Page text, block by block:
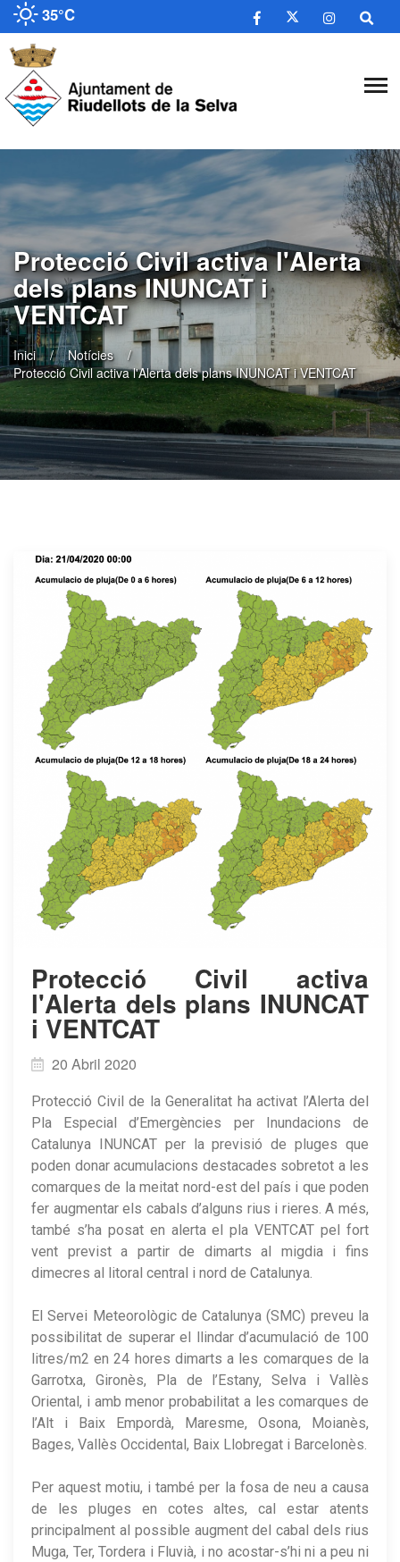
35°C
Protecció Civil activa l'Alerta
dels plans INUNCAT i
VENTCAT
Inici
Notícies
Protecció Civil activa l'Alerta dels plans INUNCAT i VENTCAT
Protecció Civil activa
l'Alerta dels plans INUNCAT
i VENTCAT
20 Abril 2020
Protecció Civil de la Generalitat ha activat l’Alerta del
Pla Especial d’Emergències per Inundacions de
Catalunya INUNCAT per la previsió de pluges que
poden donar acumulacions destacades sobretot a les
comarques de la meitat nord-est del país i que poden
fer augmentar els cabals d’alguns rius i rieres. A més,
també s’ha posat en alerta el pla VENTCAT pel fort
vent previst a partir de dimarts al migdia i fins
dimecres al litoral central i nord de Catalunya.
El Servei Meteorològic de Catalunya (SMC) preveu la
possibilitat de superar el llindar d’acumulació de 100
litres/m2 en 24 hores dimarts a les comarques de la
Garrotxa, Gironès, Pla de l’Estany, Selva i Vallès
Oriental, i amb menor probabilitat a les comarques de
l’Alt i Baix Empordà, Maresme, Osona, Moianès,
Bages, Vallès Occidental, Baix Llobregat i Barcelonès.
Per aquest motiu, i també per la fosa de neu a causa
de les pluges en cotes altes, cal estar atents
principalment al possible augment del cabal dels rius
Muga, Ter, Tordera i Fluvià, i no acostar-s’hi ni a peu ni